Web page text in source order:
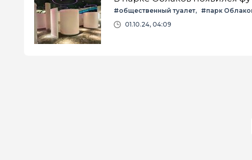
#общественный туалет
#парк
01.10.24, 04:09